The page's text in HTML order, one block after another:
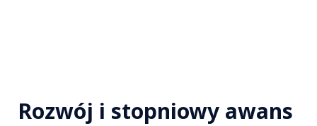
Rozwój i stopniowy awans